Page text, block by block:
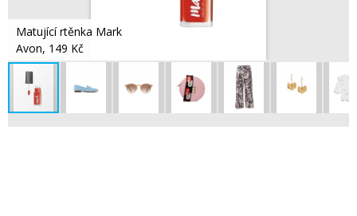
Matující rtěnka Mark
Avon, 149 Kč